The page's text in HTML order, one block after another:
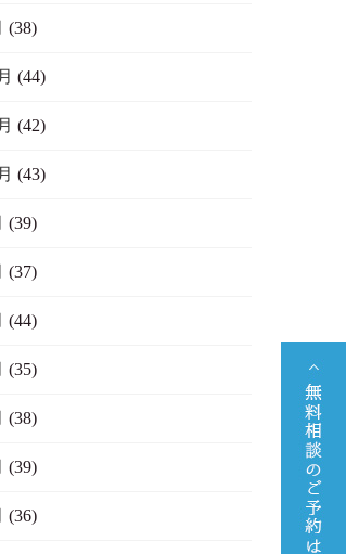
(38)
(44)
(42)
(43)
(39)
(37)
(44)
(35)
(38)
(39)
(36)